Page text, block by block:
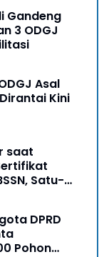
Gandeng
3 ODGJ
Asal
Kini
saat
Satu-
DPRD
Pohon